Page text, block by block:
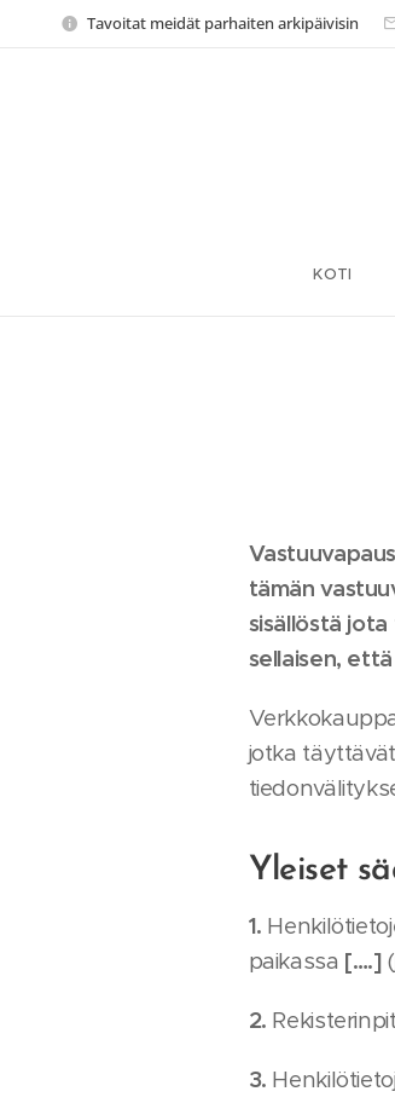
Tavoitat meidät parhaiten arkipäivisin
KOTI
tämän
sisällöstä
sellaisen,
jotka
Yleiset
1.
paikassa [….]
2.
3.